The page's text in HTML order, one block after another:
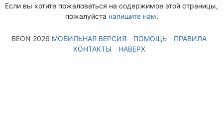
Если вы хотите пожаловаться на содержимое этой страницы,
пожалуйста напишите нам.
BEON 2026 МОБИЛЬНАЯ ВЕРСИЯ ПОМОЩЬ
ПРАВИЛА
КОНТАКТЫ
НАВЕРХ